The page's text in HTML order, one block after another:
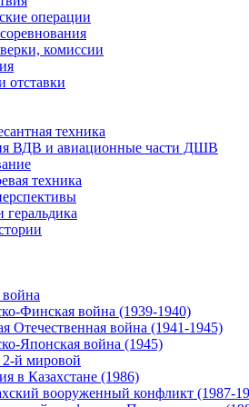
операции
комиссии
отставки
техника
ВДВ и авиационные части ДШВ
техника
Финская война (1939-1940)
Отечественная война (1941-1945)
Японская война (1945)
й мировой
в Казахстане (1986)
вооруженный конфликт (1987-